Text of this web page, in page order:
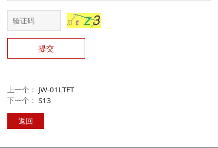
提交
上一个： JW-01LTFT
下一个：S13
返回